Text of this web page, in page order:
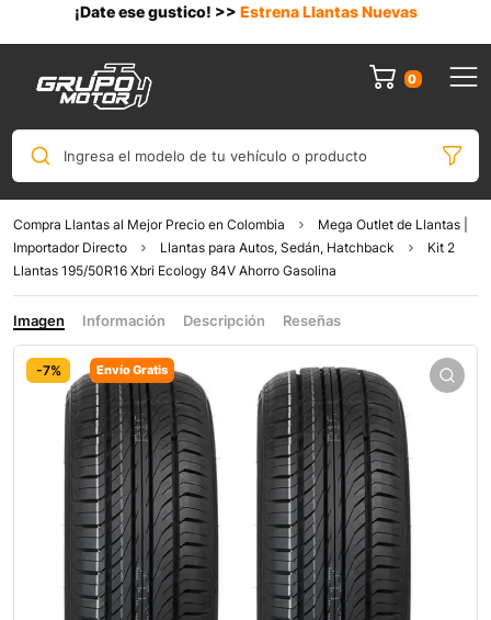
¡Date ese gustico! >> Estrena Llantas Nuevas
0
Ingresa el modelo de tu vehículo o producto
Compra Llantas al Mejor Precio en Colombia
Mega Outlet de Llantas |
Importador Directo
Llantas para Autos, Sedán, Hatchback
Kit 2
Llantas 195/50R16 Xbri Ecology 84V Ahorro Gasolina
Imagen Información Descripción Reseñas
-7% Envío Gratis